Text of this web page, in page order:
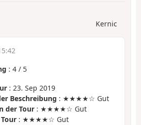
Kernic
: 4 / 5
: 23. Sep 2019
Beschreibung : ★★★★☆ Gut
der Tour : ★★★★☆ Gut
: ★★★★☆ Gut